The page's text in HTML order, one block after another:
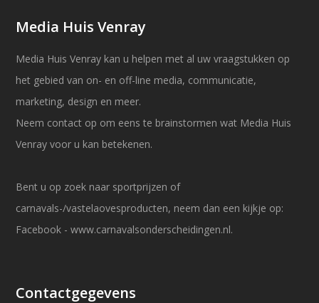
Media Huis Venray
Media Huis Venray kan u helpen met al uw vraagstukken op
het gebied van on- en off-line media, communicatie,
marketing, design en meer.
Neem contact op om eens te brainstormen wat Media Huis
Venray voor u kan betekenen.
Bent u op zoek naar sportprijzen of
carnavals-/vastelaovesproducten, neem dan een kijkje op:
Facebook -www.carnavalsonderscheidingen.nl.
Contactgegevens